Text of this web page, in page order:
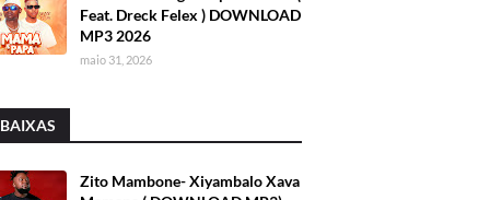
Feat. Dreck Felex ) DOWNLOAD
MP3 2026
maio 31, 2026
Zito Mambone- Xiyambalo Xava